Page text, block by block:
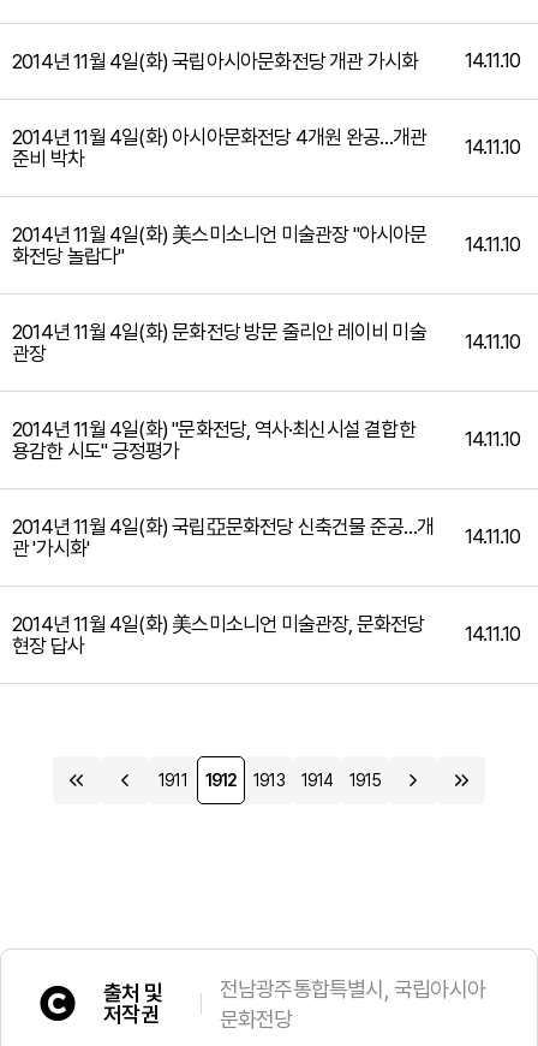
2014년 11월 4일(화) 국립아시아문화전당 개관 가시화 14.11.10
2014년 11월 4일(화) 아시아문화전당 4개원 완공…개관
준비 박차
14.11.10
2014년 11월 4일(화) 美스미소니언 미술관장 "아시아문
화전당 놀랍다"
14.11.10
2014년 11월 4일(화) 문화전당 방문 줄리안 레이비 미술
관장
14.11.10
2014년 11월 4일(화) "문화전당, 역사·최신시설 결합한
용감한 시도" 긍정평가
14.11.10
2014년 11월 4일(화) 국립亞문화전당 신축건물 준공…개
관 '가시화'
14.11.10
2014년 11월 4일(화) 美스미소니언 미술관장, 문화전당
현장 답사
14.11.10
1911 1912 1913 1914 1915
출처 및
저작권
전남광주통합특별시, 국립아시아
문화전당